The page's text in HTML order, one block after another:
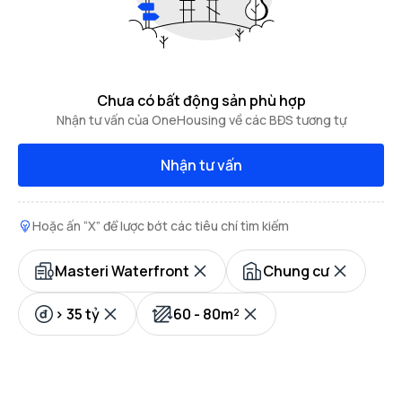
Chưa có bất động sản phù hợp
Nhận tư vấn của OneHousing về các BĐS tương tự
Nhận tư vấn
Hoặc ấn “X” để lược bớt các tiêu chí tìm kiếm
Masteri Waterfront Chung cư
> 35 tỷ 60 - 80m²